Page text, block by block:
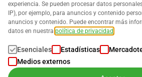
No es una coincidencia que existan
de servicios que se especializan en
En caso de duda, siempre es
profesionales en lugar de gastar
Es importante, en cualquier caso, …
experiencia. Se pueden procesar datos
IP), por ejemplo, para anuncios y contenido
anuncios y contenido. Puede encontrar más
datos en nuestra política de privacidad
Esenciales Estadísticas
Medios externos